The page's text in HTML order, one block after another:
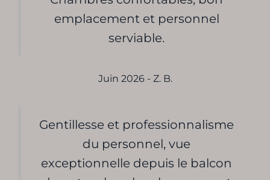
emplacement et personnel
serviable.
Juin 2026 - Z. B.
Gentillesse et professionnalisme
du personnel, vue
exceptionnelle depuis le balcon